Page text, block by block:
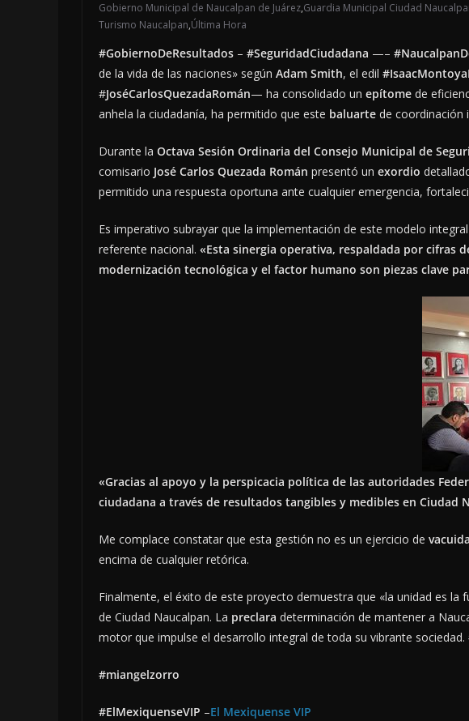
Gobierno Municipal de Naucalpan de Juárez,Guardia Municipal Ciudad
Turismo Naucalpan,Última Hora
#GobiernoDeResultados – #SeguridadCiudadana —–
de la vida de las naciones» según Adam Smith, el edil
#JoséCarlosQuezadaRomán— ha consolidado un epítome de
anhela la ciudadanía, ha permitido que este baluarte de coordinación
Durante la Octava Sesión Ordinaria del Consejo Municipal de
comisario José Carlos Quezada Román presentó un exordio
permitido una respuesta oportuna ante cualquier emergencia,
Es imperativo subrayar que la implementación de este modelo
referente nacional. «Esta sinergia operativa, respaldada por cifras
modernización tecnológica y el factor humano son piezas clave
«Gracias al apoyo y la perspicacia política de las autoridades
ciudadana a través de resultados tangibles y medibles en Ciudad
Me complace constatar que esta gestión no es un ejercicio de
encima de cualquier retórica.
Finalmente, el éxito de este proyecto demuestra que «la unidad es la
de Ciudad Naucalpan. La preclara determinación de mantener a
motor que impulse el desarrollo integral de toda su vibrante sociedad.
#miangelzorro
#ElMexiquenseVIP –El Mexiquense VIP